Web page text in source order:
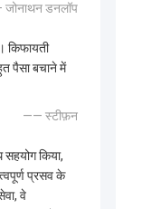
डनलॉप
किफायती
पैसा बचाने में
—— स्टीफ़न
किया,
प्रसव के
वे